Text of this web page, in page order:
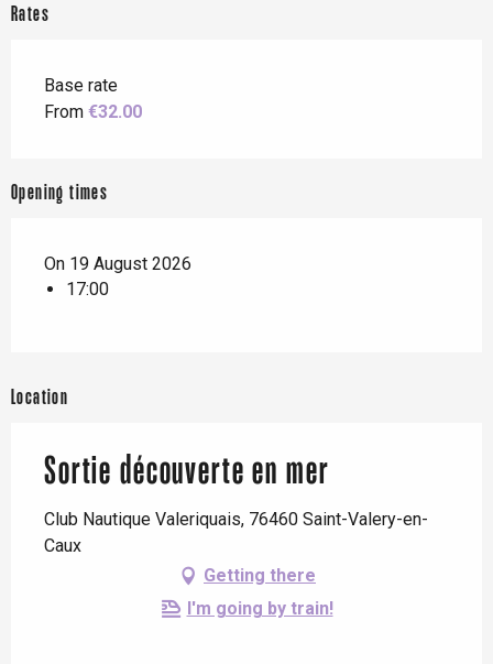
Rates
Base rate
From €32.00
Opening times
On 19 August 2026
17:00
Location
Sortie découverte en mer
Club Nautique Valeriquais, 76460 Saint-Valery-en-
Caux
Getting there
I'm going by train!